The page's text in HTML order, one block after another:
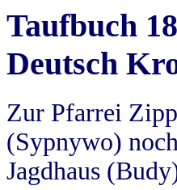
Taufbuch
Deutsch
Zur Pfarrei
(Sypnywo)
Jagdhaus